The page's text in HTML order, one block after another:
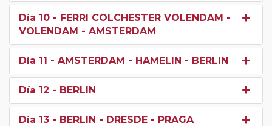
Día 10 - FERRI COLCHESTER VOLENDAM -
VOLENDAM - AMSTERDAM
Día 11 - AMSTERDAM - HAMELIN - BERLIN
Día 12 - BERLIN
Día 13 - BERLIN - DRESDE - PRAGA